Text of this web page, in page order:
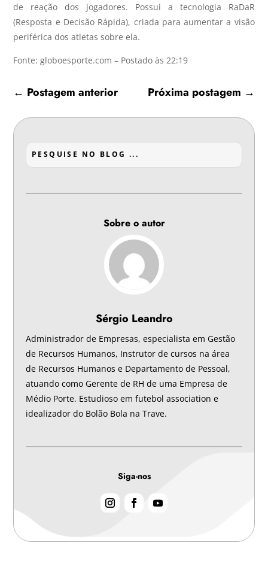
de reação dos jogadores. Possui a tecnologia RaDaR
(Resposta e Decisão Rápida), criada para aumentar a visão
periférica dos atletas sobre ela.
Fonte: globoesporte.com – Postado às 22:19
← Postagem anterior Próxima postagem →
Sobre o autor
Sérgio Leandro
Administrador de Empresas, especialista em Gestão
de Recursos Humanos, Instrutor de cursos na área
de Recursos Humanos e Departamento de Pessoal,
atuando como Gerente de RH de uma Empresa de
Médio Porte. Estudioso em futebol association e
idealizador do Bolão Bola na Trave.
Siga-nos